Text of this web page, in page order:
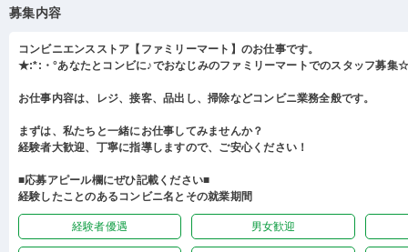
募集内容
コンビニエンスストア【ファミリーマート】のお仕事です。
★:*:・°あなたとコンビに♪でおなじみのファミリーマートでのスタッフ募集
お仕事内容は、レジ、接客、品出し、掃除などコンビニ業務全般です。
まずは、私たちと一緒にお仕事してみませんか？
経験者大歓迎、丁寧に指導しますので、ご安心ください！
■応募アピール欄にぜひ記載ください■
経験したことのあるコンビニ名とその就業期間
経験者優遇 男女歓迎